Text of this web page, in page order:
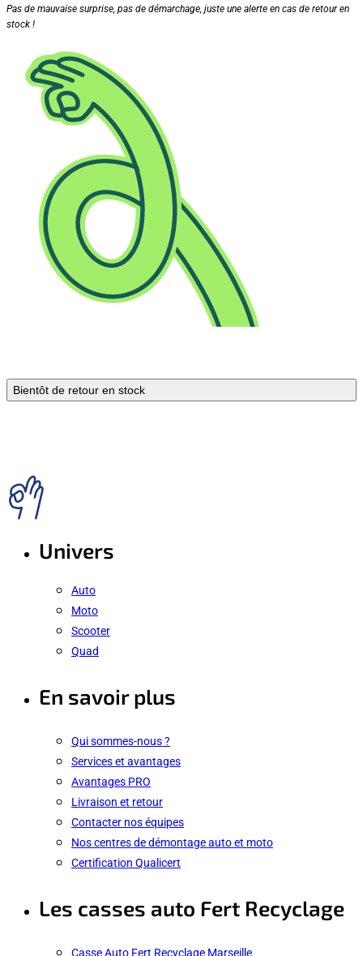
Pas de mauvaise surprise, pas de démarchage, juste une alerte en cas de retour en
stock !
Bientôt de retour en stock
Univers
Auto
Moto
Scooter
Quad
En savoir plus
Qui sommes-nous ?
Services et avantages
Avantages PRO
Livraison et retour
Contacter nos équipes
Nos centres de démontage auto et moto
Certification Qualicert
Les casses auto Fert Recyclage
Casse Auto Fert Recyclage Marseille